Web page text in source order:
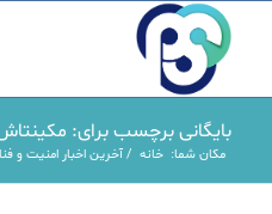
بایگانی برچسب برای:
مکان شما: خانه / آخرین اخبار امنیت و